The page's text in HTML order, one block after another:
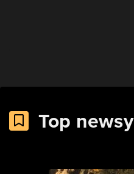
Top newsy